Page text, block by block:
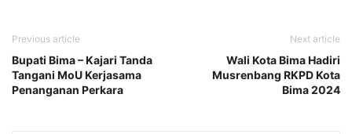
Previous article
Bupati Bima – Kajari Tanda
Tangani MoU Kerjasama
Penanganan Perkara
Next article
Wali Kota Bima Hadiri
Musrenbang RKPD Kota
Bima 2024